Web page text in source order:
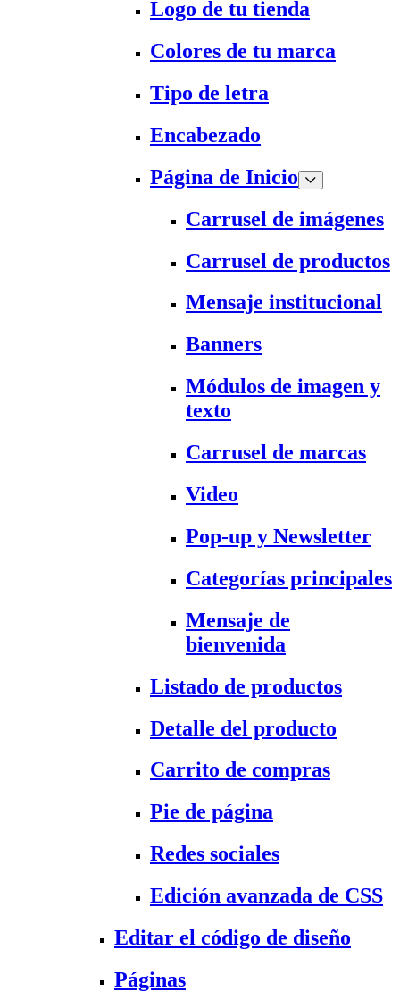
Logo de tu tienda
Colores de tu marca
Tipo de letra
Encabezado
Página de Inicio
Carrusel de imágenes
Carrusel de productos
Mensaje institucional
Banners
Módulos de imagen y
texto
Carrusel de marcas
Video
Pop-up y Newsletter
Categorías principales
Mensaje de
bienvenida
Listado de productos
Detalle del producto
Carrito de compras
Pie de página
Redes sociales
Edición avanzada de CSS
Editar el código de diseño
Páginas